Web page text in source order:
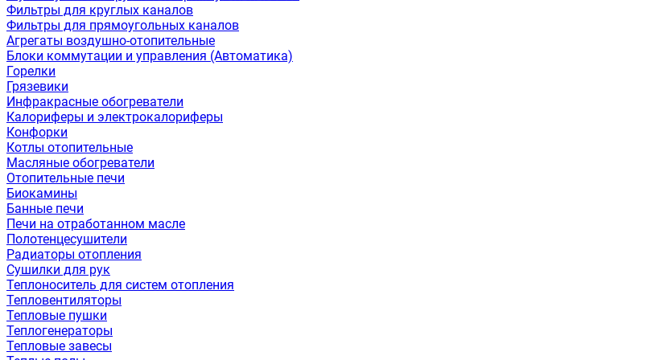
Фильтры для круглых каналов
Фильтры для прямоугольных каналов
Агрегаты воздушно-отопительные
Блоки коммутации и управления (Автоматика)
Горелки
Грязевики
Инфракрасные обогреватели
Калориферы и электрокалориферы
Конфорки
Котлы отопительные
Масляные обогреватели
Отопительные печи
Биокамины
Банные печи
Печи на отработанном масле
Полотенцесушители
Радиаторы отопления
Сушилки для рук
Теплоноситель для систем отопления
Тепловентиляторы
Тепловые пушки
Теплогенераторы
Тепловые завесы